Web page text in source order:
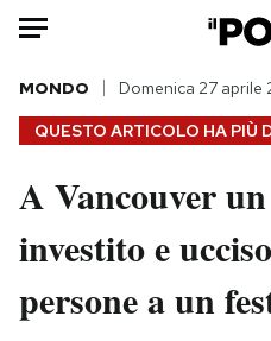
HOME
Italia
Politica
Tecnologia
QUESTO ARTICOLO HA PIÙ
MONDO Domenica 27 aprile
A Vancouver
investito e
persone a un